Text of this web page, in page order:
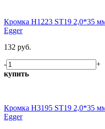
Кромка H1223 ST19 2,0*35
Egger
132 руб.
-
+
купить
Кромка H3195 ST19 2,0*35
Egger